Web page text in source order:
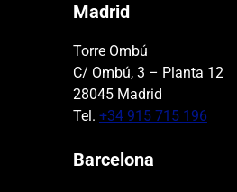
Madrid
Torre Ombú
C/ Ombú, 3 – Planta 12
28045 Madrid
Tel. +34 915 715 196
Barcelona